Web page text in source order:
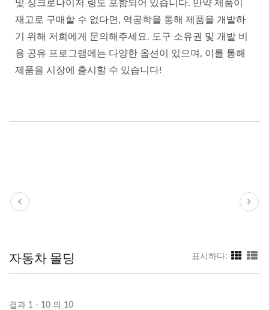
및 싱크로나이저 링도 포함되어 있습니다. 만약 제품이
재고로 구매할 수 없다면, 역공학을 통해 제품을 개발하
기 위해 저희에게 문의해주세요. 도구 소유권 및 개발 비
용 공유 프로그램에는 다양한 옵션이 있으며, 이를 통해
제품을 시장에 출시할 수 있습니다!
자동차 몰딩 표시하다:
결과 1 - 10 의 10